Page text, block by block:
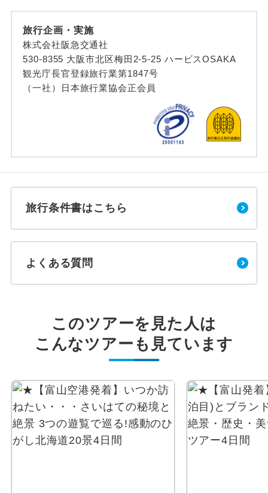
旅行企画・実施
株式会社阪急交通社
530-8355 大阪市北区梅田2-5-25 ハービスOSAKA
観光庁長官登録旅行業第1847号
（一社）日本旅行業協会正会員
旅行条件書はこちら
よくある質問
このツアーを見た人は
こんなツアーも見ています